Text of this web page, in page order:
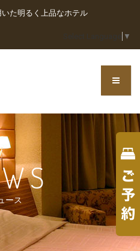
いた明るく上品なホテル
Select Language ▼
ース